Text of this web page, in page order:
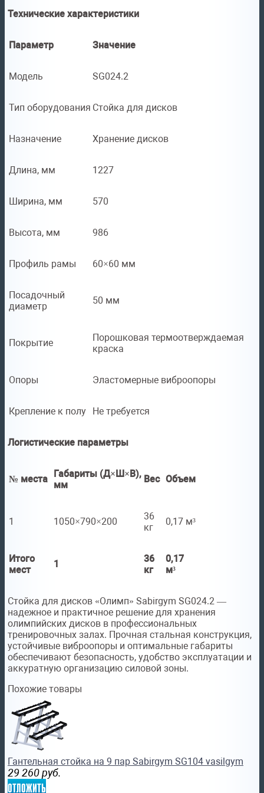
Технические характеристики
Параметр Значение
Модель SG024.2
Тип оборудования Стойка для дисков
Назначение Хранение дисков
Длина, мм 1227
Ширина, мм 570
Высота, мм 986
Профиль рамы 60×60 мм
Посадочный
диаметр
50 мм
Покрытие
Порошковая термоотверждаемая
краска
Опоры Эластомерные виброопоры
Крепление к полу Не требуется
Логистические параметры
№ места
Габариты (Д×Ш×В),
мм
Вес Объем
1 1050×790×200
36
кг
0,17 м³
Итого
мест
1
36
кг
0,17
м³
Стойка для дисков «Олимп» Sabirgym SG024.2 —
надежное и практичное решение для хранения
олимпийских дисков в профессиональных
тренировочных залах. Прочная стальная конструкция,
устойчивые виброопоры и оптимальные габариты
обеспечивают безопасность, удобство эксплуатации и
аккуратную организацию силовой зоны.
Похожие товары
Гантельная стойка на 9 пар Sabirgym SG104 vasilgym
29 260 руб.
отложить